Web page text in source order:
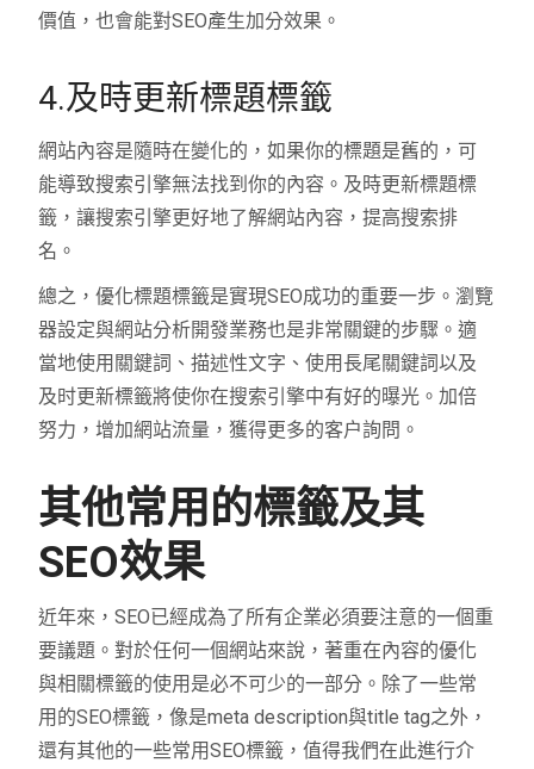
價值，也會能對SEO產生加分效果。
4.及時更新標題標籤
網站內容是隨時在變化的，如果你的標題是舊的，可
能導致搜索引擎無法找到你的內容。及時更新標題標
籤，讓搜索引擎更好地了解網站內容，提高搜索排
名。
總之，優化標題標籤是實現SEO成功的重要一步。瀏覽
器設定與網站分析開發業務也是非常關鍵的步驟。適
當地使用關鍵詞、描述性文字、使用長尾關鍵詞以及
及时更新標籤將使你在搜索引擎中有好的曝光。加倍
努力，增加網站流量，獲得更多的客户詢問。
其他常用的標籤及其
SEO效果
近年來，SEO已經成為了所有企業必須要注意的一個重
要議題。對於任何一個網站來說，著重在內容的優化
與相關標籤的使用是必不可少的一部分。除了一些常
用的SEO標籤，像是meta description與title tag之外，
還有其他的一些常用SEO標籤，值得我們在此進行介